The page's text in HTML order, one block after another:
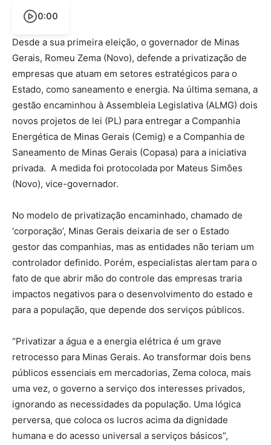
0:00
Desde a sua primeira eleição, o governador de Minas
Gerais, Romeu Zema (Novo), defende a privatização de
empresas que atuam em setores estratégicos para o
Estado, como saneamento e energia. Na última semana, a
gestão encaminhou à Assembleia Legislativa (ALMG) dois
novos projetos de lei (PL) para entregar a Companhia
Energética de Minas Gerais (Cemig) e a Companhia de
Saneamento de Minas Gerais (Copasa) para a iniciativa
privada. A medida foi protocolada por Mateus Simões
(Novo), vice-governador.
No modelo de privatização encaminhado, chamado de
‘corporação’, Minas Gerais deixaria de ser o Estado
gestor das companhias, mas as entidades não teriam um
controlador definido. Porém, especialistas alertam para o
fato de que abrir mão do controle das empresas traria
impactos negativos para o desenvolvimento do estado e
para a população, que depende dos serviços públicos.
“Privatizar a água e a energia elétrica é um grave
retrocesso para Minas Gerais. Ao transformar dois bens
públicos essenciais em mercadorias, Zema coloca, mais
uma vez, o governo a serviço dos interesses privados,
ignorando as necessidades da população. Uma lógica
perversa, que coloca os lucros acima da dignidade
humana e do acesso universal a serviços básicos”,